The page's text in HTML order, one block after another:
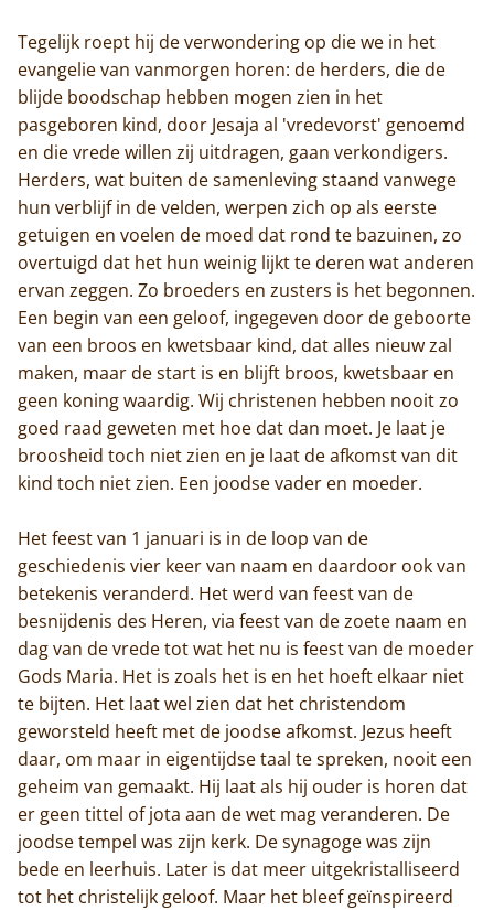
Home
Trappisten
De abdij
Tegelijk roept hij de verwondering op die we in het
evangelie van vanmorgen horen: de herders, die de
blijde boodschap hebben mogen zien in het
pasgeboren kind, door Jesaja al 'vredevorst' genoemd
en die vrede willen zij uitdragen, gaan verkondigers.
Herders, wat buiten de samenleving staand vanwege
hun verblijf in de velden, werpen zich op als eerste
getuigen en voelen de moed dat rond te bazuinen, zo
overtuigd dat het hun weinig lijkt te deren wat anderen
ervan zeggen. Zo broeders en zusters is het begonnen.
Een begin van een geloof, ingegeven door de geboorte
van een broos en kwetsbaar kind, dat alles nieuw zal
maken, maar de start is en blijft broos, kwetsbaar en
geen koning waardig. Wij christenen hebben nooit zo
goed raad geweten met hoe dat dan moet. Je laat je
broosheid toch niet zien en je laat de afkomst van dit
kind toch niet zien. Een joodse vader en moeder.
Het feest van 1 januari is in de loop van de
geschiedenis vier keer van naam en daardoor ook van
betekenis veranderd. Het werd van feest van de
besnijdenis des Heren, via feest van de zoete naam en
dag van de vrede tot wat het nu is feest van de moeder
Gods Maria. Het is zoals het is en het hoeft elkaar niet
te bijten. Het laat wel zien dat het christendom
geworsteld heeft met de joodse afkomst. Jezus heeft
daar, om maar in eigentijdse taal te spreken, nooit een
geheim van gemaakt. Hij laat als hij ouder is horen dat
er geen tittel of jota aan de wet mag veranderen. De
joodse tempel was zijn kerk. De synagoge was zijn
bede en leerhuis. Later is dat meer uitgekristalliseerd
tot het christelijk geloof. Maar het bleef geïnspireerd